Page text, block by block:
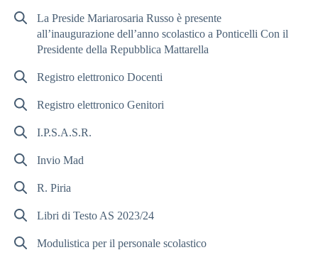
La Preside Mariarosaria Russo è presente
all’inaugurazione dell’anno scolastico a Ponticelli Con il
Presidente della Repubblica Mattarella
Registro elettronico Docenti
Registro elettronico Genitori
I.P.S.A.S.R.
Invio Mad
R. Piria
Libri di Testo AS 2023/24
Modulistica per il personale scolastico